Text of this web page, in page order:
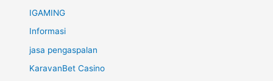
IGAMING
Informasi
jasa pengaspalan
KaravanBet Casino